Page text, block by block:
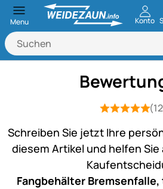
Menu Konto
Bewertung:
12
Schreiben Sie jetzt Ihre
diesem Artikel und helfen
Fangbehälter